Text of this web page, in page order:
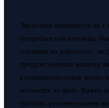
Экономия начинается не
потребностей питомца.
«лучшее из дорогого», не
продукт именно вашему
суперпремиальные корма
несмотря на цену. Важно
составу, рекомендациям